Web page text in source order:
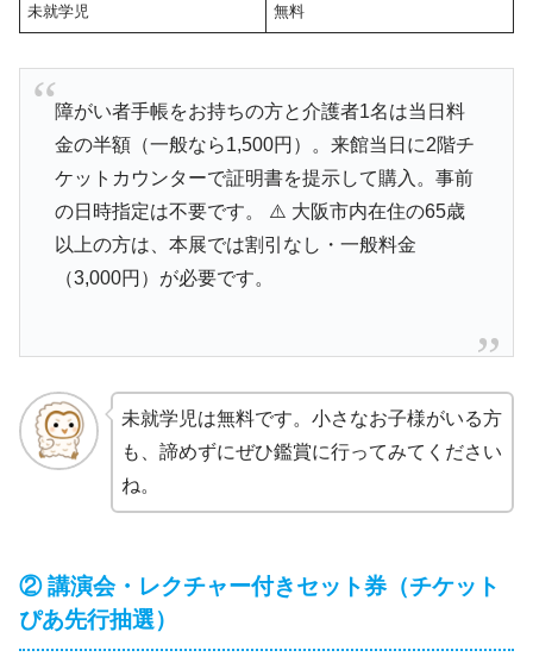
未就学児 無料
障がい者手帳をお持ちの方と介護者1名は当日料
金の半額（一般なら1,500円）。来館当日に2階チ
ケットカウンターで証明書を提示して購入。事前
の日時指定は不要です。 ⚠️ 大阪市内在住の65歳
以上の方は、本展では割引なし・一般料金
（3,000円）が必要です。
未就学児は無料です。小さなお子様がいる方
も、諦めずにぜひ鑑賞に行ってみてください
ね。
② 講演会・レクチャー付きセット券（チケット
ぴあ先行抽選）